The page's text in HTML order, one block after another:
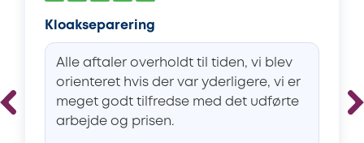
Kloakseparering
Alle aftaler overholdt til tiden, vi blev
orienteret hvis der var yderligere, vi er
meget godt tilfredse med det udførte
arbejde og prisen.